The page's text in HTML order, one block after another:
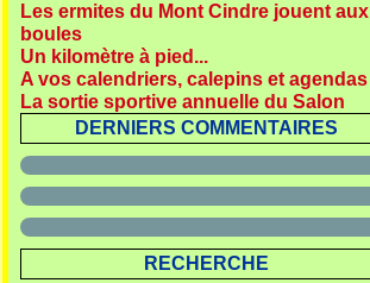
Les ermites du Mont Cindre jouent aux
boules
Un kilomètre à pied...
A vos calendriers, calepins et agendas
La sortie sportive annuelle du Salon
DERNIERS COMMENTAIRES
RECHERCHE